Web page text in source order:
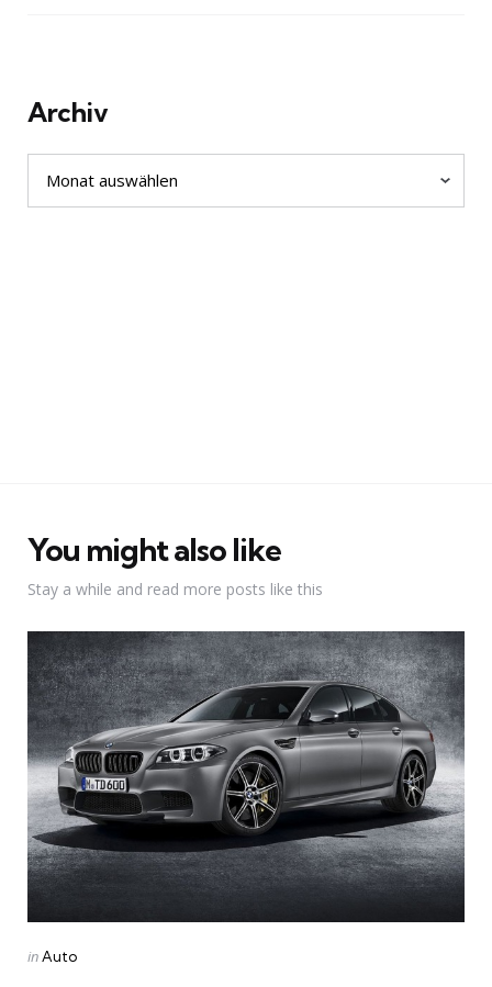
Archiv
Archiv
You might also like
Stay a while and read more posts like this
Categories
Posted
inAuto